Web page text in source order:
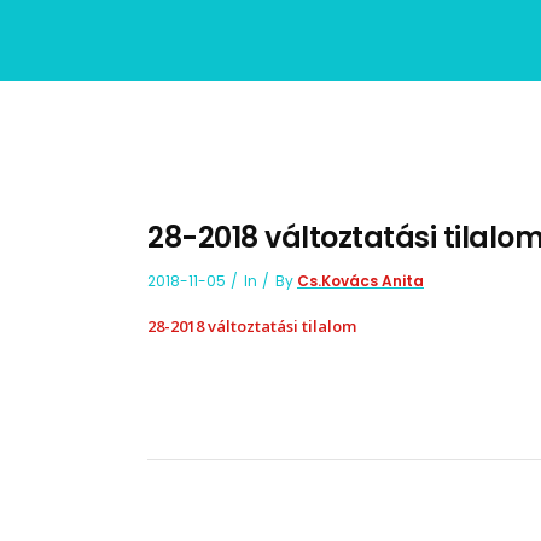
28-2018 változtatási
2018-11-05 In By Cs.Kovács Anita
28-2018 változtatási tilalom